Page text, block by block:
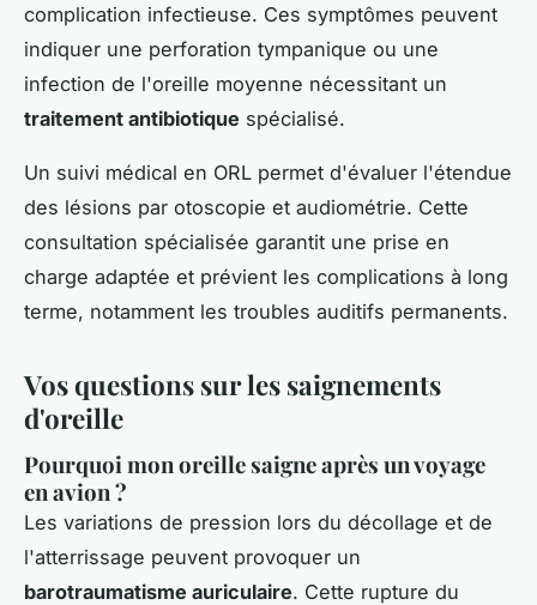
complication infectieuse. Ces symptômes peuvent
indiquer une perforation tympanique ou une
infection de l'oreille moyenne nécessitant un
traitement antibiotique spécialisé.
Un suivi médical en ORL permet d'évaluer l'étendue
des lésions par otoscopie et audiométrie. Cette
consultation spécialisée garantit une prise en
charge adaptée et prévient les complications à long
terme, notamment les troubles auditifs permanents.
Vos questions sur les saignements
d'oreille
Pourquoi mon oreille saigne après un voyage
en avion ?
Les variations de pression lors du décollage et de
l'atterrissage peuvent provoquer un
barotraumatisme auriculaire. Cette rupture du